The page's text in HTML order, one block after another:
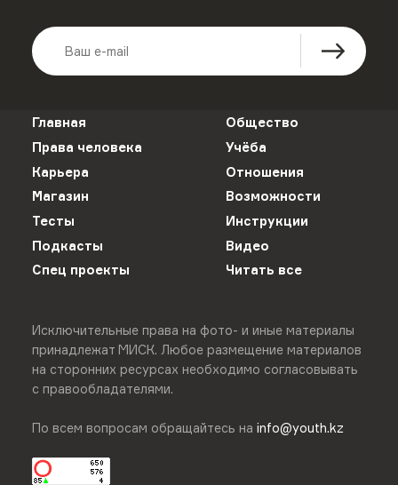
Главная
Общество
Права человека
Учёба
Карьера
Отношения
Магазин
Возможности
Тесты
Инструкции
Подкасты
Видео
Спец проекты
Читать все
Исключительные права на фото- и иные материалы
принадлежат МИСК. Любое размещение материалов
на сторонних ресурсах необходимо согласовывать
с правообладателями.
По всем вопросам обращайтесь на info@youth.kz